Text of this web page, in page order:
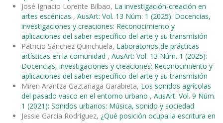
José Ignacio Lorente Bilbao, La investigación-creación en
artes escénicas , AusArt: Vol. 13 Núm. 1 (2025): Docencias,
investigaciones y creaciones: Reconocimiento y
aplicaciones del saber específico del arte y su transmisión
Patricio Sánchez Quinchuela, Laboratorios de prácticas
artísticas en la comunidad , AusArt: Vol. 13 Núm. 1 (2025):
Docencias, investigaciones y creaciones: Reconocimiento y
aplicaciones del saber específico del arte y su transmisión
Miren Arantza Gaztañaga Garabieta, Los sonidos agrícolas
del pasado vasco en el entorno urbano , AusArt: Vol. 9 Núm.
1 (2021): Sonidos urbanos: Música, sonido y sociedad
Jessie García Rodríguez, ¿Qué posición ocupa la escritura en